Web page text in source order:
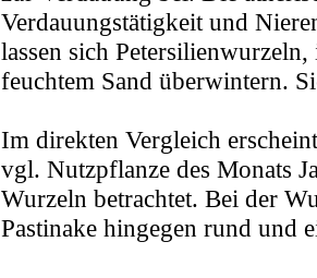
Verdauungstätigkeit und
lassen sich
feuchtem Sand überwintern.
Im direkten Vergleich
vgl. Nutzpflanze des Monats
Wurzeln betrachtet. Bei der
Pastinake hingegen rund und